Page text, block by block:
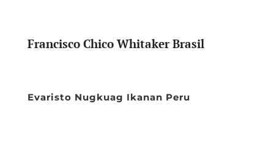
Francisco Chico Whitaker Brasil
Evaristo Nugkuag Ikanan Peru